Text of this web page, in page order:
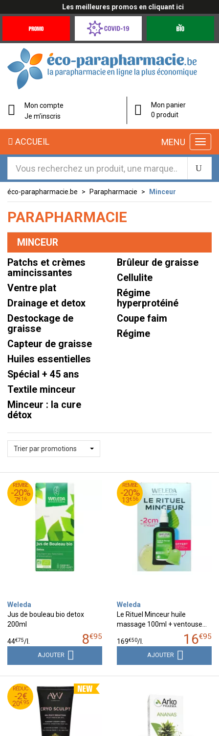
Les meilleures promos en cliquant ici
Offres
Coronavirus
éco-
parapharmacie.fr
éco-
parapharmacie.fr
Mon compte
Je m’inscris
Mon panier
0 produit
MENU
ACCUEIL
éco-parapharmacie.be Parapharmacie Minceur
PARAPHARMACIE
MINCEUR
Patchs et crèmes
amincissantes
Ventre plat
Drainage et detox
Destockage de
graisse
Capteur de graisse
Brûleur de graisse
Cellulite
Régime
hyperprotéiné
Coupe faim
Régime
Huiles essentielles
Spécial + 45 ans
Textile minceur
Minceur : la cure
détox
Trier par promotions
REMISE
-20%
7€16
8
€
95
7
€
16
Weleda
Jus de bouleau bio detox
200ml
8€95
44€75/l.
AJOUTER
REMISE
-20%
13€56
16
€
95
13
€
56
Weleda
Le Rituel Minceur huile
massage 100ml + ventouse…
16€95
169€50/l.
AJOUTER
RÉDUC
-2€
20€95
22
€
95
20
€
95